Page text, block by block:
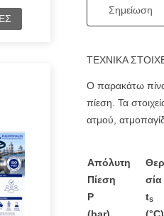
Σημείωση
ΤΕΧΝΙΚΑ
Ο παρακάτω
πίεση. Τα
ατμού,
Απόλυτη
Πίεση
P
(bar)
σία
ts
(°C)